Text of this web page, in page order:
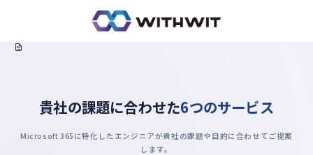
Home
貴社の課題に合わせた6つのサービス
Microsoft 365に特化したエンジニアが貴社の課題や目的に合わせてご提案
します。